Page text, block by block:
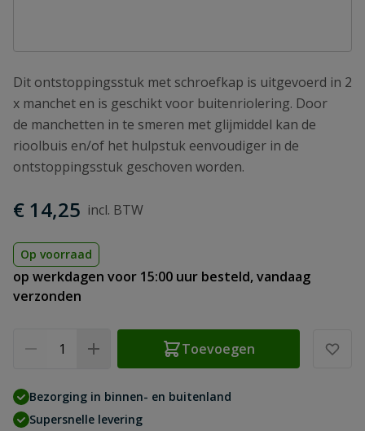
Dit ontstoppingsstuk met schroefkap is uitgevoerd in 2
x manchet en is geschikt voor buitenriolering. Door
de manchetten in te smeren met glijmiddel kan de
rioolbuis en/of het hulpstuk eenvoudiger in de
ontstoppingsstuk geschoven worden.
€ 14,25
Op voorraad
op werkdagen voor 15:00 uur besteld, vandaag
verzonden
Toevoegen
Bezorging in binnen- en buitenland
Supersnelle levering